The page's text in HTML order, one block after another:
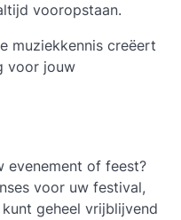
vooropstaan.
muziekkennis creëert
voor jouw
evenement of feest?
voor uw festival,
geheel vrijblijvend